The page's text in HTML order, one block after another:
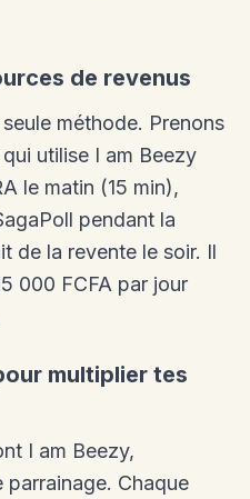
de revenus
méthode. Prenons
utilise I am Beezy
le matin (15 min),
pendant la
de la revente le soir. Il
000 FCFA par jour
multiplier tes
I am Beezy,
Chaque